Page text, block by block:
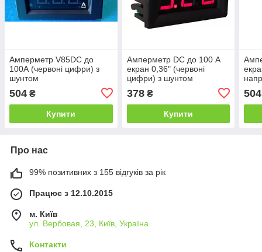
Амперметр V85DC до
100А (червоні цифри) з
шунтом
504 ₴
Купити
Амперметр DC до 100 А
екран 0,36" (червоні
цифри) з шунтом
378₴
Купити
504
Про нас
99% позитивних з 155 відгуків за рік
Працює з 12.10.2015
м. Київ
ул. Вербовая, 23, Київ, Україна
Контакти